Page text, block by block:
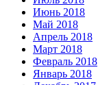
Июнь 2018
Май 2018
Апрель 2018
Март 2018
Февраль 2018
Январь 2018